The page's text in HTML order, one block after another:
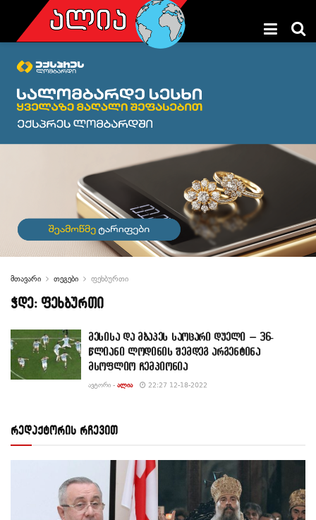
მთავარი თეგები ფეხბურთი
ჭდე: ფეხბურთი
მესისა და მბაპეს საოცარი დუელი – 36-
წლიანი ლოდინის შემდეგ არგენტინა
მსოფლიო ჩემპიონია
ᲐᲕᲢᲝᲠᲘ - ᲐᲚᲘᲐ 22:27 12-18-2022
რედაქტორის რჩევით